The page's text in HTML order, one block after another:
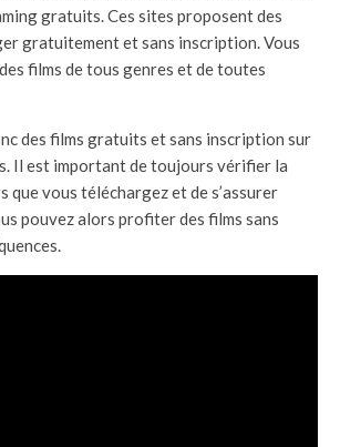
gratuits. Ces sites proposent des
gratuitement et sans inscription. Vous
films de tous genres et de toutes
des films gratuits et sans inscription sur
Il est important de toujours vérifier la
que vous téléchargez et de s’assurer
pouvez alors profiter des films sans